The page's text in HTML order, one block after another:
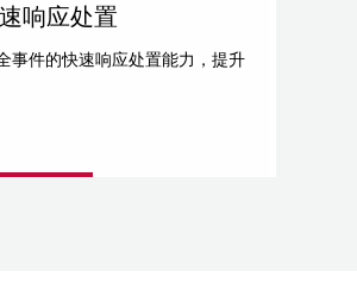
响应处置
事件的快速响应处置能力，提升